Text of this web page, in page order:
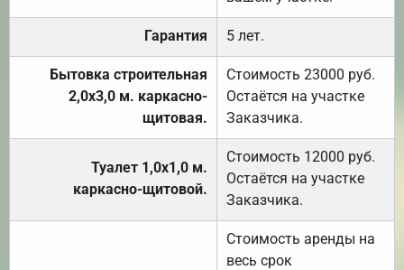
Гарантия 5 лет.
Бытовка строительная
2,0х3,0 м. каркасно-
щитовая.
Стоимость 23000 руб.
Остаётся на участке
Заказчика.
Туалет 1,0х1,0 м.
каркасно-щитовой.
Стоимость 12000 руб.
Остаётся на участке
Заказчика.
Стоимость аренды на
весь срок